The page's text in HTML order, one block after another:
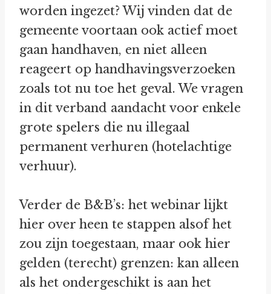
worden ingezet? Wij vinden dat de
gemeente voortaan ook actief moet
gaan handhaven, en niet alleen
reageert op handhavingsverzoeken
zoals tot nu toe het geval. We vragen
in dit verband aandacht voor enkele
grote spelers die nu illegaal
permanent verhuren (hotelachtige
verhuur).
Verder de B&B’s: het webinar lijkt
hier over heen te stappen alsof het
zou zijn toegestaan, maar ook hier
gelden (terecht) grenzen: kan alleen
als het ondergeschikt is aan het